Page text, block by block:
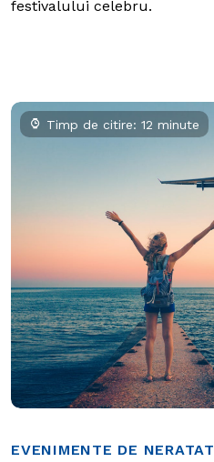
festivalului celebru.
Timp de citire: 12 minute
EVENIMENTE DE NERATAT